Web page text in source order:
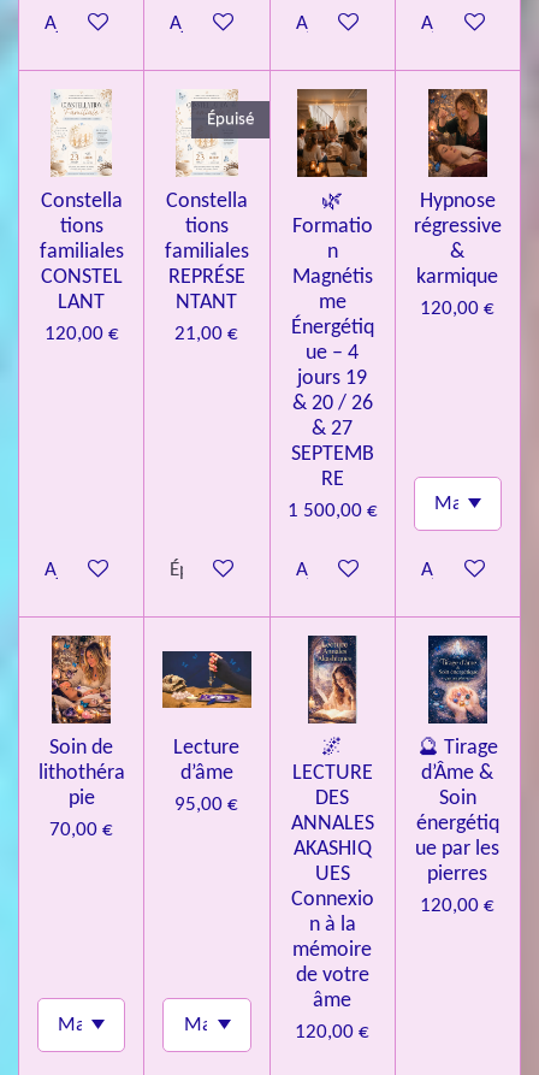
Ajouter au panierAjouter au panierAjouter au panierAjouter au
Constella
tions
familiales
CONSTEL
LANT
120,00 €
Ajouter au panier
Épuisé
Constella
tions
familiales
REPRÉSE
NTANT
21,00 €
Épuisé
🌿
Formatio
n
Magnétis
me
Énergétiq
ue – 4
jours 19
& 20 / 26
& 27
SEPTEMB
RE
1 500,00 €
Ajouter au panier
Hypnose
régressive
&
karmique
120,00 €
Ajouter au
Soin de
lithothéra
pie
70,00 €
Lecture
d’âme
95,00 €
🌌
LECTURE
DES
ANNALES
AKASHIQ
UES
Connexio
n à la
mémoire
de votre
âme
120,00 €
🔮 Tirage
d’Âme &
Soin
énergétiq
ue par les
pierres
120,00 €